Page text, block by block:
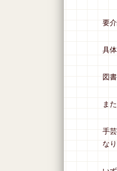
要
具
図
ま
手
な